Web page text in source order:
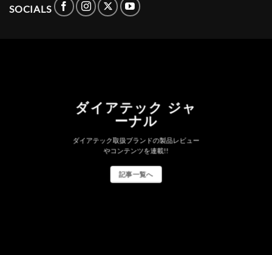
SOCIALS
ダイアテック ジャ
ーナル
ダイアテック取扱ブランドの製品レビュー
やコンテンツを連載!!
記事一覧へ